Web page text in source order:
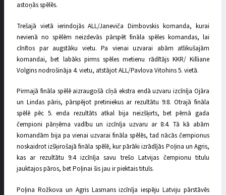
astoņās spēlēs.
Trešajā vietā ierindojās ALL/Janeviča Dimbovskis komanda, kurai
nevienā no spēlēm neizdevās pārspēt fināla spēles komandas, lai
cīnītos par augstāku vietu. Pa vienai uzvarai abām atlikušajām
komandai, bet labāks pirms spēles metienu rādītājs KKR/ Killiane
Volgins nodrošināja 4. vietu, atstājot ALL/Pavlova Vitohins 5. vietā.
Pirmajā fināla spēlē aizraugošā cīņā ekstra endā uzvaru izcīnīja Ojāra
un Lindas pāris, pārspējot pretiniekus ar rezultātu 9:8. Otrajā fināla
spēlē pēc 5. enda rezultāts atkal bija neizšķirts, bet pērnā gada
čempioni pārņēma vadību un izcīnīja uzvaru ar 8:4. Tā kā abām
komandām bija pa vienai uzvarai fināla spēlēs, tad nācās čempionus
noskaidrot izšķirošajā fināla spēlē, kur pārāki izrādījās Poļina un Agris,
kas ar rezultātu 9:4 izcīnīja savu trešo Latvijas čempionu titulu
jauktajos pāros, bet Poļinai šis jau ir piektais tituls.
Poļina Rožkova un Agris Lasmans izcīnīja iespēju Latviju pārstāvēs